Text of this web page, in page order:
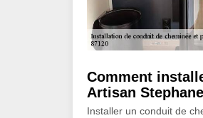
Comment
Artisan Stephane
Installer un conduit de